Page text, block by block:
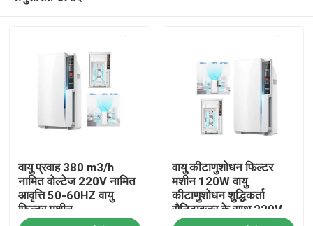
वायु प्रवाह 380 m3/h
नामित वोल्टेज 220V नामित
आवृत्ति 50-60HZ वायु
फिल्टर मशीन
वायु कीटाणुशोधन फिल्टर
मशीन 120W वायु
कीटाणुशोधन शुद्धिकर्ता
सैनिटाइजर के साथ 220V